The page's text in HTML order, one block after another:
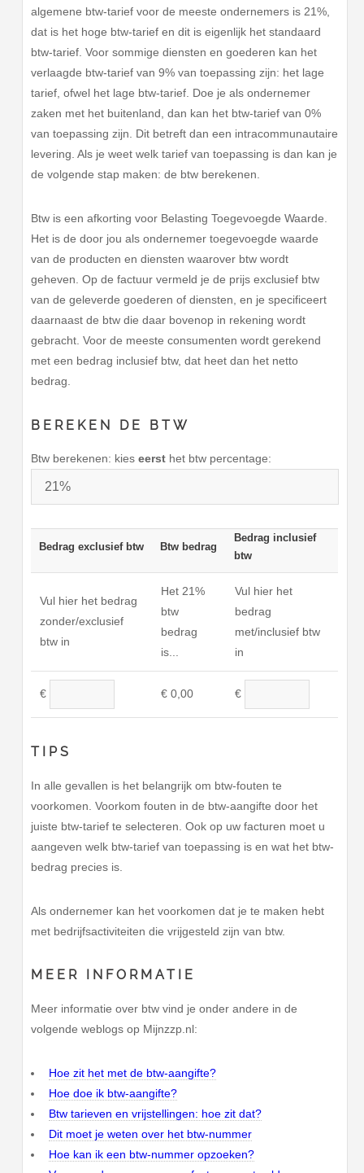
algemene btw-tarief voor de meeste ondernemers is 21%,
dat is het hoge btw-tarief en dit is eigenlijk het standaard
btw-tarief. Voor sommige diensten en goederen kan het
verlaagde btw-tarief van 9% van toepassing zijn: het lage
tarief, ofwel het lage btw-tarief. Doe je als ondernemer
zaken met het buitenland, dan kan het btw-tarief van 0%
van toepassing zijn. Dit betreft dan een intracommunautaire
levering. Als je weet welk tarief van toepassing is dan kan je
de volgende stap maken: de btw berekenen.
Btw is een afkorting voor Belasting Toegevoegde Waarde.
Het is de door jou als ondernemer toegevoegde waarde
van de producten en diensten waarover btw wordt
geheven. Op de factuur vermeld je de prijs exclusief btw
van de geleverde goederen of diensten, en je specificeert
daarnaast de btw die daar bovenop in rekening wordt
gebracht. Voor de meeste consumenten wordt gerekend
met een bedrag inclusief btw, dat heet dan het netto
bedrag.
BEREKEN DE BTW
Btw berekenen: kieseerst het btw percentage:
Bedrag exclusief btw Btw bedrag
Bedrag inclusief
btw
Vul hier het bedrag
zonder/exclusief
btw in
Het 21%
btw
bedrag
is...
Vul hier het
bedrag
met/inclusief btw
in
€ € 0,00 €
TIPS
In alle gevallen is het belangrijk om btw-fouten te
voorkomen. Voorkom fouten in de btw-aangifte door het
juiste btw-tarief te selecteren. Ook op uw facturen moet u
aangeven welk btw-tarief van toepassing is en wat het btw-
bedrag precies is.
Als ondernemer kan het voorkomen dat je te maken hebt
met bedrijfsactiviteiten die vrijgesteld zijn van btw.
MEER INFORMATIE
Meer informatie over btw vind je onder andere in de
volgende weblogs op Mijnzzp.nl:
Hoe zit het met de btw-aangifte?
Hoe doe ik btw-aangifte?
Btw tarieven en vrijstellingen: hoe zit dat?
Dit moet je weten over het btw-nummer
Hoe kan ik een btw-nummer opzoeken?